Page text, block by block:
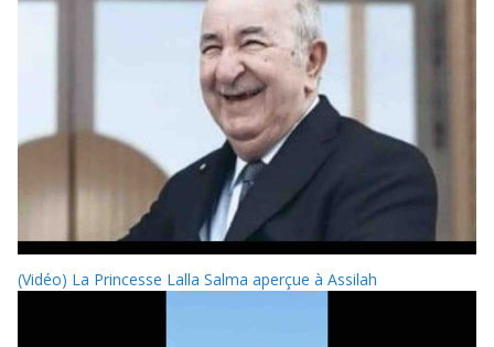
(Vidéo) La Princesse Lalla Salma aperçue à Assilah